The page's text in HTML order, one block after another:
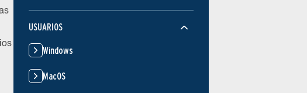
USUARIOS
Windows
MacOS